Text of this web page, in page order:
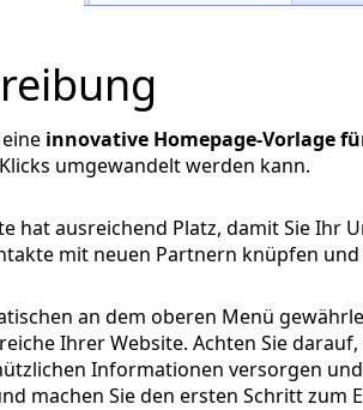
innovative Homepage-Vorlage
umgewandelt werden kann.
hat ausreichend Platz, damit Sie
mit neuen Partnern knüpfen
an dem oberen Menü
Ihrer Website. Achten Sie
Informationen versorgen
machen Sie den ersten Schritt zum